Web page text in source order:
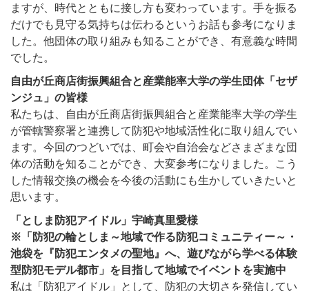
ますが、時代とともに接し方も変わっています。手を振る
だけでも見守る気持ちは伝わるというお話も参考になりま
した。他団体の取り組みも知ることができ、有意義な時間
でした。
自由が丘商店街振興組合と産業能率大学の学生団体「セザ
ンジュ」の皆様
私たちは、自由が丘商店街振興組合と産業能率大学の学生
が管轄警察署と連携して防犯や地域活性化に取り組んでい
ます。今回のつどいでは、町会や自治会などさまざまな団
体の活動を知ることができ、大変参考になりました。こう
した情報交換の機会を今後の活動にも生かしていきたいと
思います。
「としま防犯アイドル」宇崎真里愛様
※「防犯の輪としま～地域で作る防犯コミュニティー～・
池袋を『防犯エンタメの聖地』へ、遊びながら学べる体験
型防犯モデル都市」を目指して地域でイベントを実施中
私は「防犯アイドル」として、防犯の大切さを発信してい